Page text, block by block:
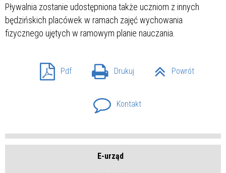
Pływalnia zostanie udostępniona także uczniom z innych
będzińskich placówek w ramach zajęć wychowania
fizycznego ujętych w ramowym planie nauczania.
Pdf Drukuj Powrót
Kontakt
E-urząd